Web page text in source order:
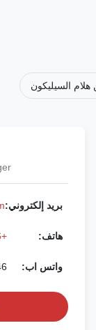
السيليكون
بريد إلكتروني:
هاتف: +86-15050190746
واتس اب: